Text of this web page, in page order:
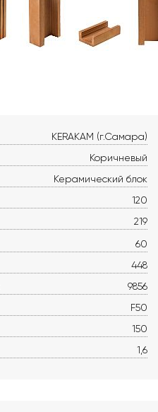
KERAKAM (г.Самара)
Коричневый
Керамический блок
120
219
60
448
9856
F50
150
1,6